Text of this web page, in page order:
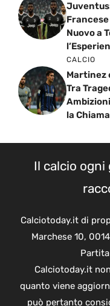
Nuovo a
CALCIO
Martinez
Tra
la
Il calcio ogni
Calciotoday.it di
Marchese 10,
Partita
Calciotoday.it
quanto viene
può pertanto